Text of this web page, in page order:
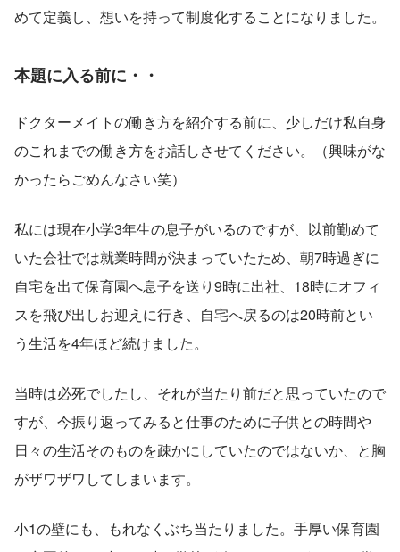
めて定義し、想いを持って制度化することになりました。
本題に入る前に・・
ドクターメイトの働き方を紹介する前に、少しだけ私自身
のこれまでの働き方をお話しさせてください。（興味がな
かったらごめんなさい笑）
私には現在小学3年生の息子がいるのですが、以前勤めて
いた会社では就業時間が決まっていたため、朝7時過ぎに
自宅を出て保育園へ息子を送り9時に出社、18時にオフィ
スを飛び出しお迎えに行き、自宅へ戻るのは20時前とい
う生活を4年ほど続けました。
当時は必死でしたし、それが当たり前だと思っていたので
すが、今振り返ってみると仕事のために子供との時間や
日々の生活そのものを疎かにしていたのではないか、と胸
がザワザワしてしまいます。
小1の壁にも、もれなくぶち当たりました。手厚い保育園